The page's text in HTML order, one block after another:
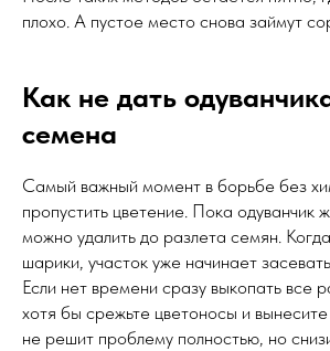
плохо. А пустое место снова займут
Как не дать
семена
Самый важный момент в борьбе без
пропустить цветение. Пока одуванчик
можно удалить до разлета семян.
шарики, участок уже начинает
Если нет времени сразу выкопать все
хотя бы срежьте цветоносы и
не решит проблему полностью, но